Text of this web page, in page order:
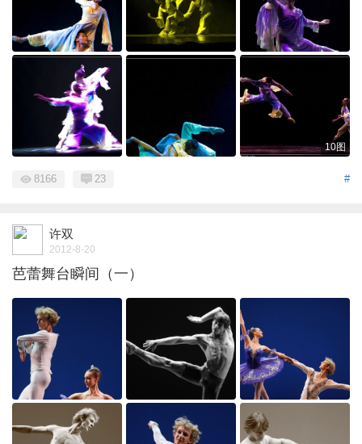
10图
#
8166 23
许双
2012-8-20
芭蕾舞台瞬间（一）